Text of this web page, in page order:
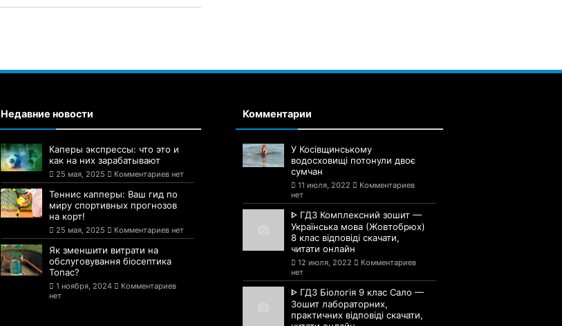
Недавние новости
Каперы экспрессы: что это и
как на них зарабатывают
25 мая, 2025 Комментариев нет
Теннис капперы: Ваш гид по
миру спортивных прогнозов
на корт!
25 мая, 2025 Комментариев нет
Як зменшити витрати на
обслуговування біосептика
Топас?
1 ноября, 2024
Комментариев
нет
Комментарии
У Косівщинському
водосховищі потонули двоє
сумчан
11 июля, 2022
Комментариев
нет
ᐈ ГДЗ Комплексний зошит —
Українська мова (Жовтобрюх)
8 клас відповіді скачати,
читати онлайн
12 июля, 2022
Комментариев
нет
ᐈ ГДЗ Біологія 9 клас Сало —
Зошит лабораторних,
практичних відповіді скачати,